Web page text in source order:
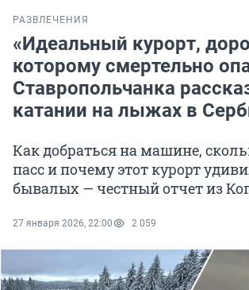
РАЗВЛЕЧЕНИЯ
«Идеальный курорт,
которому смертельно
Ставропольчанка
катании на лыжах в
Как добраться на машине,
пасс и почему этот курорт
бывалых — честный отчет из
27 января 2026, 22:00 2 059